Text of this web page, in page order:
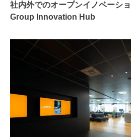
社内外でのオープンイノベーシ
Group Innovation Hub